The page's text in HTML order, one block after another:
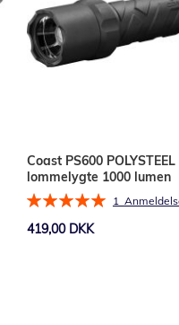
Coast PS600 POLYSTEEL
lommelygte 1000 lumen
Bedømmelse:
1
419,00 DKK